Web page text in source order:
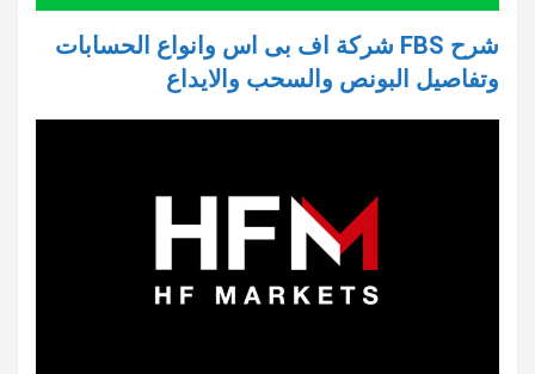
شرح FBS شركة اف بى اس وانواع الحسابات
وتفاصيل البونص والسحب والايداع